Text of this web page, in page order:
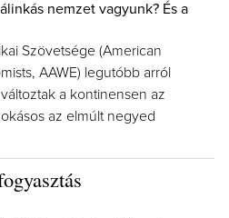
nemzet vagyunk? És a
Szövetsége (American
AAWE) legutóbb arról
a kontinensen az
az elmúlt negyed